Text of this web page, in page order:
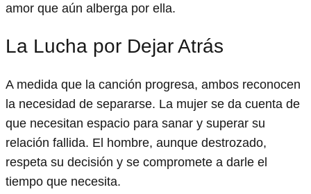
amor que aún alberga por ella.
La Lucha por Dejar Atrás
A medida que la canción progresa, ambos reconocen
la necesidad de separarse. La mujer se da cuenta de
que necesitan espacio para sanar y superar su
relación fallida. El hombre, aunque destrozado,
respeta su decisión y se compromete a darle el
tiempo que necesita.